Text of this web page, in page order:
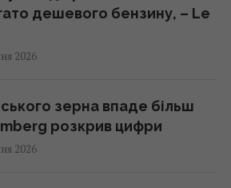
дешевого бензину, – Le
2026
зерна впаде більш
розкрив цифри
2026